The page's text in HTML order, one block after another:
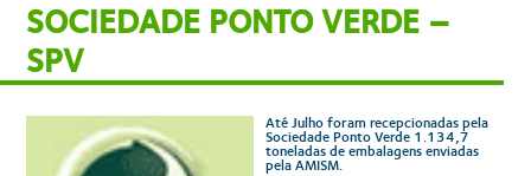
SOCIEDADE PONTO VERDE –
SPV
Até Julho foram recepcionadas pela
Sociedade Ponto Verde 1.134,7
toneladas de embalagens enviadas
pela AMISM.